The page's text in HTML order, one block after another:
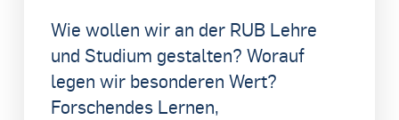
Wie wollen wir an der RUB Lehre
und Studium gestalten? Worauf
legen wir besonderen Wert?
Forschendes Lernen,